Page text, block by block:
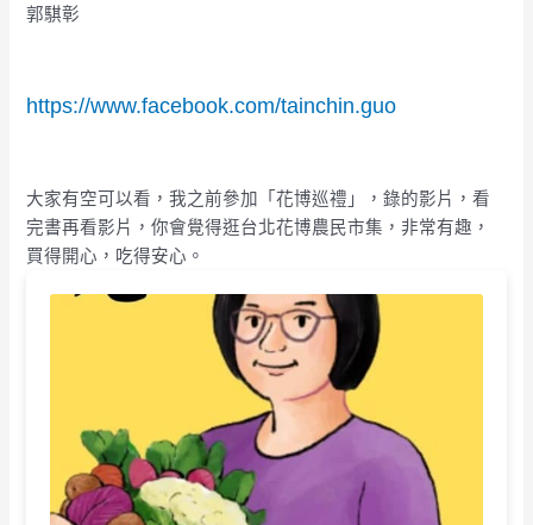
郭騏彰
https://www.facebook.com/tainchin.guo
大家有空可以看，我之前參加「花博巡禮」，錄的影片，看
完書再看影片，你會覺得逛台北花博農民市集，非常有趣，
買得開心，吃得安心。